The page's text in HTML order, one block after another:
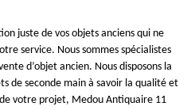
juste de vos objets anciens qui ne
service. Nous sommes spécialistes
d’objet ancien. Nous disposons la
de seconde main à savoir la qualité et
votre projet, Medou Antiquaire 11